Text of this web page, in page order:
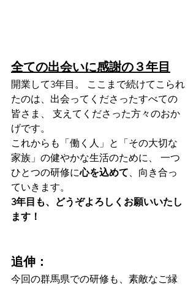
全ての出会いに感謝の３年目
開業して3年目。 ここまで続けてこられ
たのは、出会ってくださったすべての
皆さま、 支えてくださった方々のおか
げです。
これからも「働く人」と「その大切な
家族」の健やかな生活のために、 一つ
ひとつの研修に心を込めて、向き合っ
ていきます。
3年目も、どうぞよろしくお願いいたし
ます！
追伸：
今回の群馬県での研修も、素敵なご縁